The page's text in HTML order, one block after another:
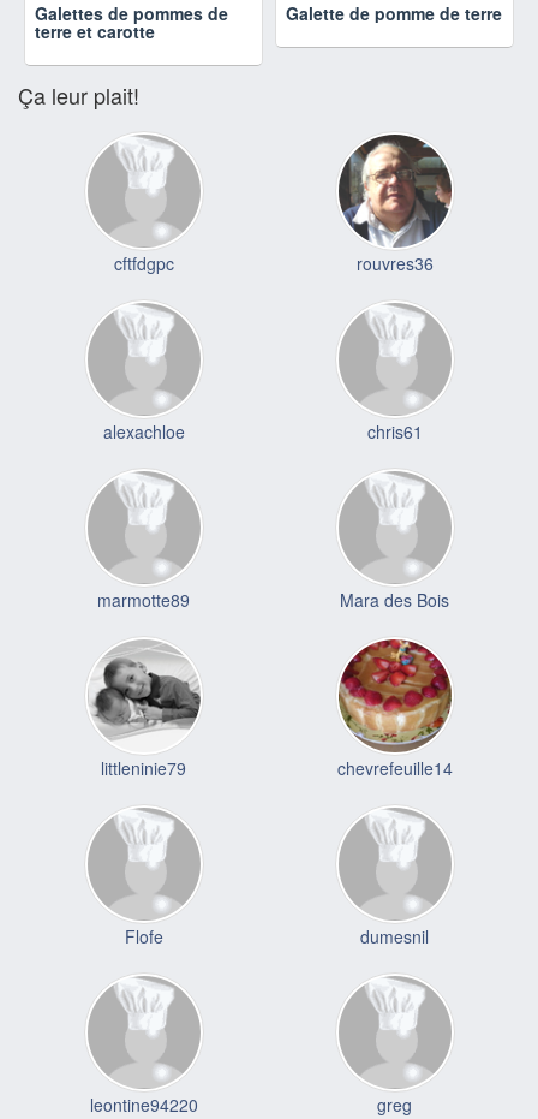
Galettes de pommes de
terre et carotte
Galette de pomme de terre
Ça leur plait!
cftfdgpc rouvres36
alexachloe chris61
marmotte89 Mara des Bois
littleninie79 chevrefeuille14
Flofe dumesnil
leontine94220 greg